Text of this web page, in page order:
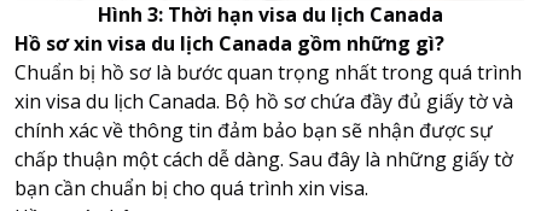
Hình 3: Thời hạn visa du lịch Canada
Hồ sơ xin visa du lịch Canada gồm những gì?
Chuẩn bị hồ sơ là bước quan trọng nhất trong quá trình
xin visa du lịch Canada. Bộ hồ sơ chứa đầy đủ giấy tờ và
chính xác về thông tin đảm bảo bạn sẽ nhận được sự
chấp thuận một cách dễ dàng. Sau đây là những giấy tờ
bạn cần chuẩn bị cho quá trình xin visa.